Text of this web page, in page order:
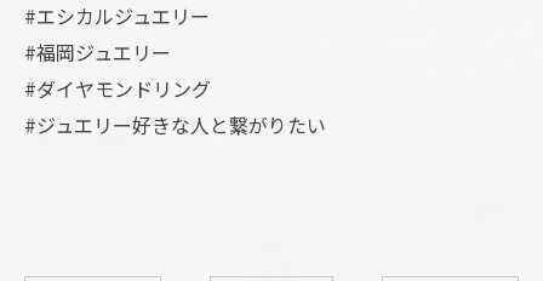
#エシカルジュエリー
#福岡ジュエリー
#ダイヤモンドリング
#ジュエリー好きな人と繋がりたい